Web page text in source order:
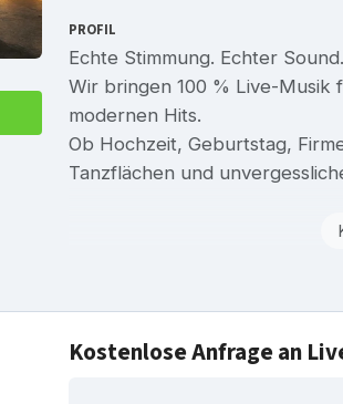
PROFIL
Echte Stimmung. Echter Sound.
Wir bringen 100 % Live-Musik
modernen Hits.
Ob Hochzeit, Geburtstag,
Tanzflächen und
Kostenlose Anfrage an